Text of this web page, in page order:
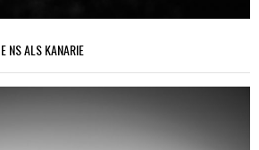
NS ALS KANARIE